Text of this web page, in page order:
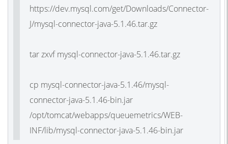
https://dev.mysql.com/get/Downloads/Connector-
J/mysql-connector-java-5.1.46.tar.gz
tar zxvf mysql-connector-java-5.1.46.tar.gz
cp mysql-connector-java-5.1.46/mysql-
connector-java-5.1.46-bin.jar
/opt/tomcat/webapps/queuemetrics/WEB-
INF/lib/mysql-connector-java-5.1.46-bin.jar